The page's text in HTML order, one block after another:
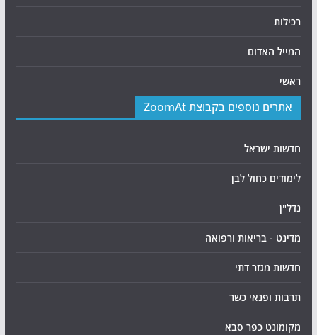
רכילות
המייל האדום
ראשי
אתרים נוספים בקבוצת ZoomAt
חדשות ישראל
לימודים כחול לבן
נדל"ן
מדינט - בריאות ורפואה
חדשות מגזר דתי
תרבות ופנאי כשר
מקומונט כפר סבא